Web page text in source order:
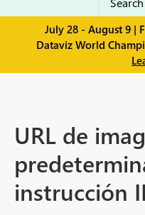
July 28 - August 9 |
Dataviz World
URL de
instrucción